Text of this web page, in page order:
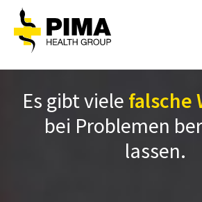
Es gibt viele falsche
bei Problemen
lassen.